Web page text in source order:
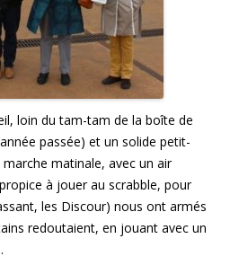
loin du tam-tam de la boîte de
passée) et un solide petit-
matinale, avec un air
à jouer au scrabble, pour
les Discour) nous ont armés
redoutaient, en jouant avec un